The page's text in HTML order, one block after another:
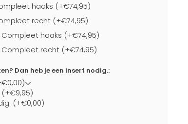
haaks (+€74,95)
recht (+€74,95)
haaks (+€74,95)
recht (+€74,95)
Dan heb je een insert nodig.:
(+€9,95)
(+€0,00)